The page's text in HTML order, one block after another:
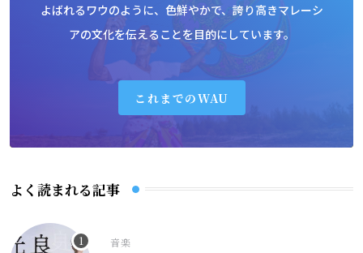
よばれるワウのように、色鮮やかで、誇り高きマレーシ
アの文化を伝えることを目的にしています。
これまでのWAU
よく読まれる記事
音楽